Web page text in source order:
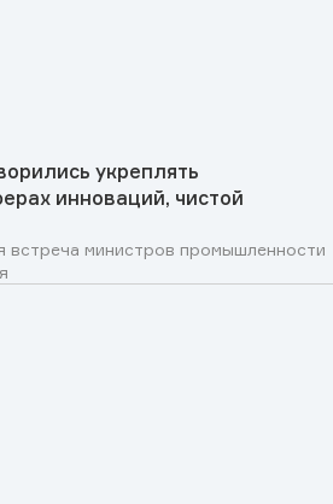
укреплять
инноваций, чистой
министров промышленности